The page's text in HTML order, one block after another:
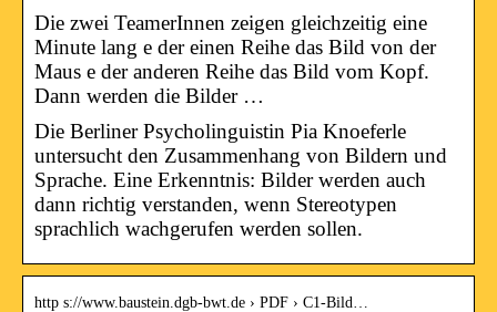
Die zwei TeamerInnen zeigen gleichzeitig eine
Minute lang e der einen Reihe das Bild von der
Maus e der anderen Reihe das Bild vom Kopf.
Dann werden die Bilder …
Die Berliner Psycholinguistin Pia Knoeferle
untersucht den Zusammenhang von Bildern und
Sprache. Eine Erkenntnis: Bilder werden auch
dann richtig verstanden, wenn Stereotypen
sprachlich wachgerufen werden sollen.
http s://www.baustein.dgb-bwt.de › PDF › C1-Bild…